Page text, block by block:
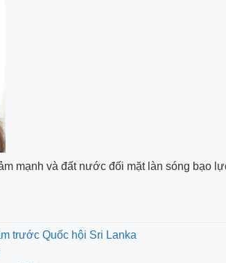
mạnh và đất nước đối mặt làn sóng bạo
trước Quốc hội Sri Lanka